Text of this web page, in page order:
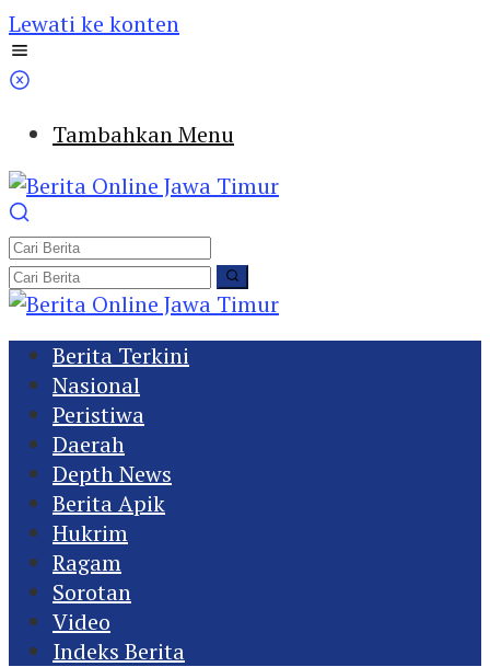
Lewati ke konten
Tambahkan Menu
Berita Terkini
Nasional
Peristiwa
Daerah
Depth News
Berita Apik
Hukrim
Ragam
Sorotan
Video
Indeks Berita